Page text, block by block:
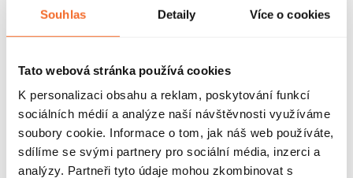
Souhlas Detaily Více o cookies
Tato webová stránka používá cookies
K personalizaci obsahu a reklam, poskytování funkcí
sociálních médií a analýze naší návštěvnosti využíváme
soubory cookie. Informace o tom, jak náš web používáte,
sdílíme se svými partnery pro sociální média, inzerci a
analýzy. Partneři tyto údaje mohou zkombinovat s
VLOŽIT DO KOŠÍKU
Dotaz k produktu Hlídací pes
Značka: